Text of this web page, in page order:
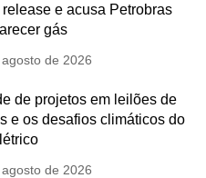
e acusa Petrobras
gás
de 2026
de projetos em leilões de
e os desafios climáticos do
de 2026